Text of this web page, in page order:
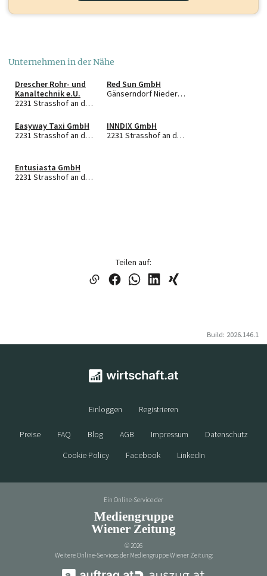
Unternehmen in der Nähe
Drescher Rohr- und
Kanaltechnik e.U.
2231 Strasshof an der Nordbahn
Red Sun GmbH
Gänserndorf Niederösterreich
Easyway Taxi GmbH
2231 Strasshof an der Nordbahn
INNDIX GmbH
2231 Strasshof an der Nordbahn
Entusiasta GmbH
2231 Strasshof an der Nordbahn
Teilen auf:
Build: 2026.146.1
Einloggen Registrieren
Preise FAQ Blog AGB Impressum
Datenschutz
Cookie Policy
Facebook LinkedIn
Ein Online-Service der
Mediengruppe
Wiener Zeitung
© 2026
Weitere Online-Services der Mediengruppe Wiener Zeitung: